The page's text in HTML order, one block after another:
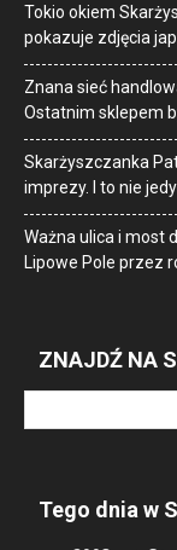
Tokio okiem
pokazuje zdjęcia
Znana sieć
Ostatnim sklepem
Skarżyszczanka
imprezy. I to nie
Ważna ulica i most
Lipowe Pole przez
ZNAJDŹ NA
Tego dnia w